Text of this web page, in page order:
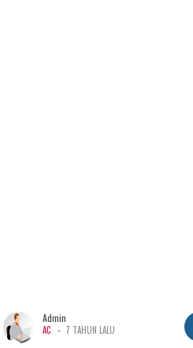
Admin
AC - 7 TAHUN LALU